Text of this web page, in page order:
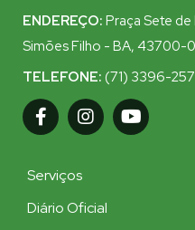
ENDEREÇO: Praça Sete
Simões Filho - BA, 43700-
TELEFONE: (71) 3396-
Serviços
Diário Oficial